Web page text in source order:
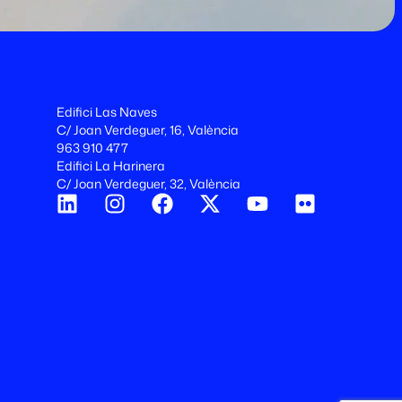
Edifici Las Naves
C/ Joan Verdeguer, 16, València
963 910 477
Edifici La Harinera
C/ Joan Verdeguer, 32, València